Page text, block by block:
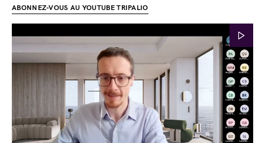
ABONNEZ-VOUS AU YOUTUBE TRIPALIO